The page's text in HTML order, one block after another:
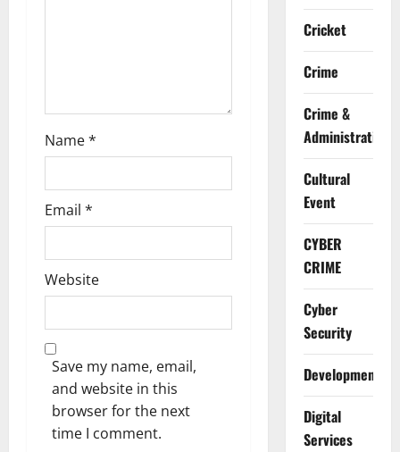
Name*
Email *
Website
Save my name, email,
and website in this
browser for the next
time I comment.
Cricket
Crime
Crime &
Administration
Cultural
Event
CYBER
CRIME
Cyber
Security
Development
Digital
Services